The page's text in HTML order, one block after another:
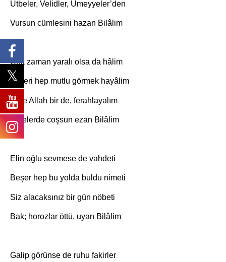
Utbeler, Velidler, Ümeyyeler’den
Vursun cümlesini hazan Bilâlim
Çok zaman yaralı olsa da hâlim
Sizleri hep mutlu görmek hayâlim
Hele Allah bir de, ferahlayalım
Sinelerde coşsun ezan Bilâlim
Elin oğlu sevmese de vahdeti
Beşer hep bu yolda buldu nimeti
Siz alacaksınız bir gün nöbeti
Bak; horozlar öttü, uyan Bilâlim
Galip görünse de ruhu fakirler